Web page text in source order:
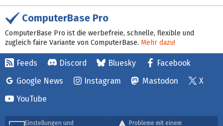
ComputerBase Pro
ComputerBase Pro ist die werbefreie, schnelle, flexible und
zugleich faire Variante von ComputerBase. Mehr dazu!
Feeds Discord Bluesky
Facebook
Google News
Instagram Mastodon
X
YouTube
Einstellungen und Probleme mit einem